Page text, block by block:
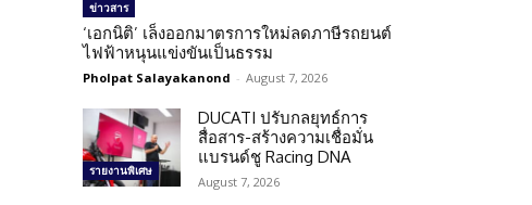
ข่าวสาร
‘เอกนิติ’ เล็งออกมาตรการใหม่ลดภาษีรถยนต์
ไฟฟ้าหนุนแข่งขันเป็นธรรม
Pholpat Salayakanond - August 7, 2026
รายงานพิเศษ
DUCATI ปรับกลยุทธ์การ
สื่อสาร-สร้างความเชื่อมั่น
แบรนด์ชู Racing DNA
August 7, 2026